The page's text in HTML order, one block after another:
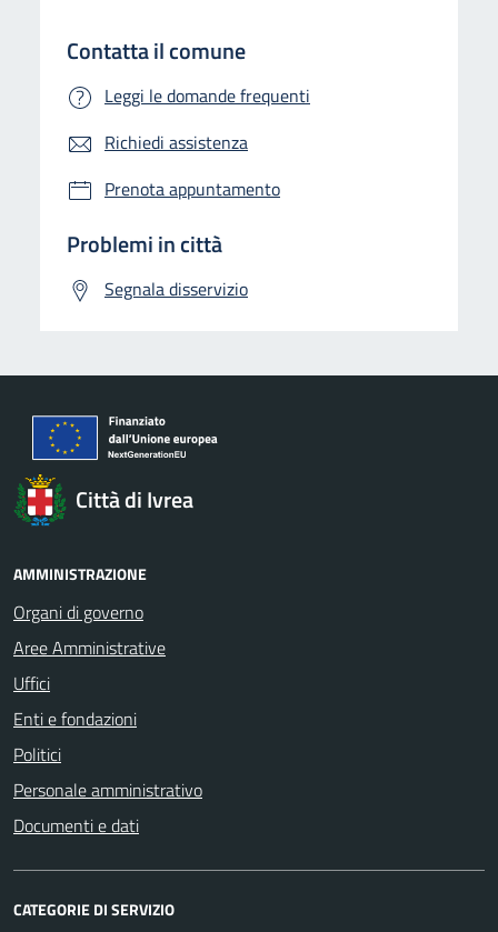
Contatta il comune
Leggi le domande frequenti
Richiedi assistenza
Prenota appuntamento
Problemi in città
Segnala disservizio
Città di Ivrea
AMMINISTRAZIONE
Organi di governo
Aree Amministrative
Uffici
Enti e fondazioni
Politici
Personale amministrativo
Documenti e dati
CATEGORIE DI SERVIZIO